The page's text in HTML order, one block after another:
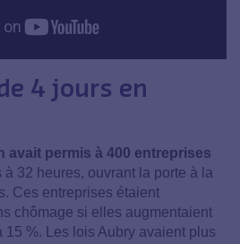
4 jours en
avait permis à 400 entreprises
32 heures, ouvrant la porte à la
Ces entreprises étaient
chômage si elles augmentaient
15 %. Les lois Aubry avaient plus